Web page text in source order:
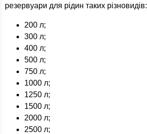
резервуари для рідин таких різновидів:
200 л;
300 л;
400 л;
500 л;
750 л;
1000 л;
1250 л;
1500 л;
2000 л;
2500 л;